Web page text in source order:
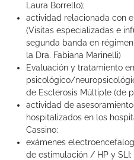
Laura Borrello);
actividad relacionada con
(Visitas especializadas e
segunda banda en
la Dra. Fabiana Marinelli)
Evaluación y tratamiento
psicológico/
de Esclerosis Múltiple (de
actividad de
hospitalizados en los
Cassino;
exámenes
de estimulación / HP y